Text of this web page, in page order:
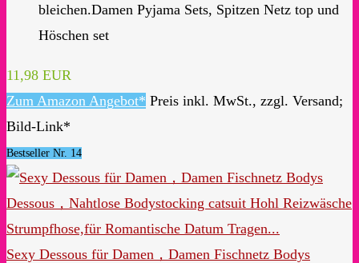
bleichen.Damen Pyjama Sets, Spitzen Netz top und
Höschen set
11,98 EUR
Zum Amazon Angebot* Preis inkl. MwSt., zzgl. Versand;
Bild-Link*
Bestseller Nr. 14
Sexy Dessous für Damen，Damen Fischnetz Bodys